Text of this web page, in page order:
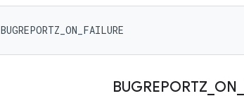
BUGREPORTZ_ON_FAILURE
BUGREPORTZ ON